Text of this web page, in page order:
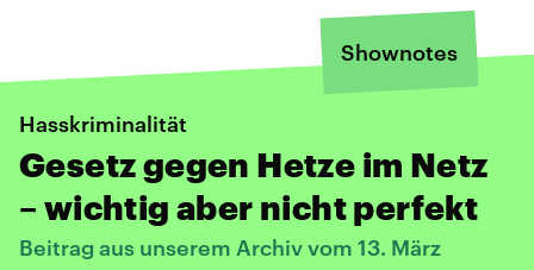
Shownotes
Hasskriminalität
Gesetz gegen Hetze im Netz
– wichtig aber nicht perfekt
Beitrag aus unserem Archiv vom 13. März